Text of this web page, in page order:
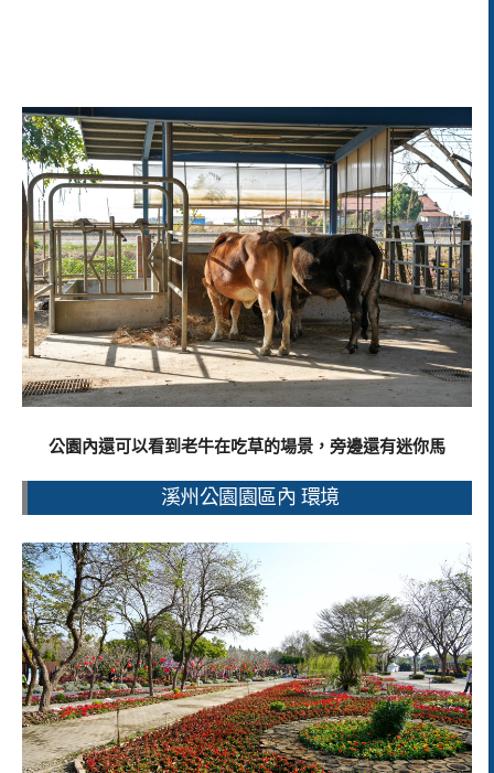
公園內還可以看到老牛在吃草的場景，旁邊還有迷你馬
溪州公園園區內 環境